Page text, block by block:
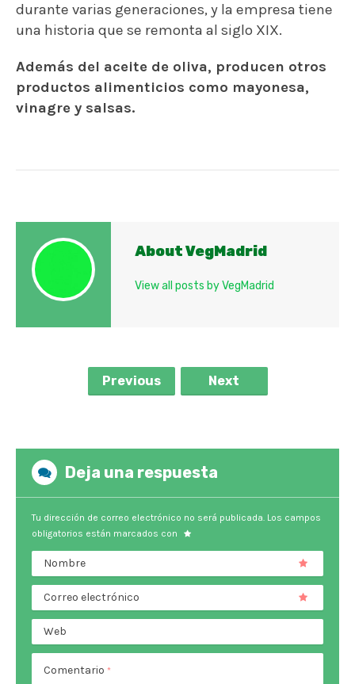
durante varias generaciones, y la empresa tiene
una historia que se remonta al siglo XIX.
Además del aceite de oliva, producen otros
productos alimenticios como mayonesa,
vinagre y salsas.
About VegMadrid
View all posts by VegMadrid
Previous Next
Deja una respuesta
Tu dirección de correo electrónico no será publicada. Los campos
obligatorios están marcados con
Nombre
Correo electrónico
Web
Comentario *